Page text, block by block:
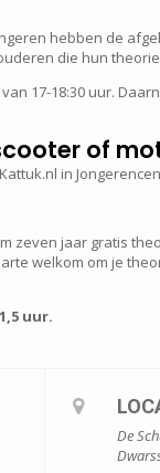
hebben de
die hun
17-18:30 uur.
of
in
zeven jaar gratis
welkom om je
uur.
De